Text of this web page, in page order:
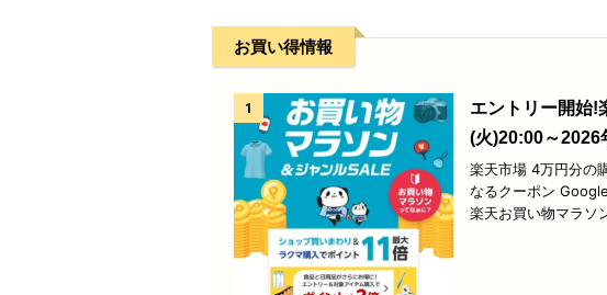
お買い得情報
1
エントリー開始!
(火)20:00～2026
楽天市場 4万円分の
なるクーポン
楽天お買い物マラソ